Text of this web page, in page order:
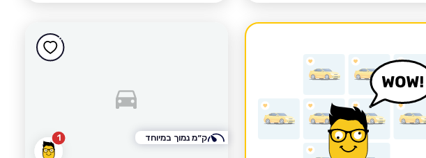
1 ק״מ נמוך במיוחד